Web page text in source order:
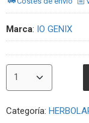
Marca: IO GENIX
Categoría: